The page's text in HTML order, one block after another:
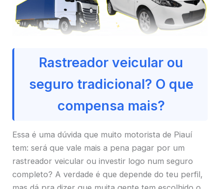
Rastreador veicular ou
seguro tradicional? O que
compensa mais?
Essa é uma dúvida que muito motorista de Piauí
tem: será que vale mais a pena pagar por um
rastreador veicular ou investir logo num seguro
completo? A verdade é que depende do teu perfil,